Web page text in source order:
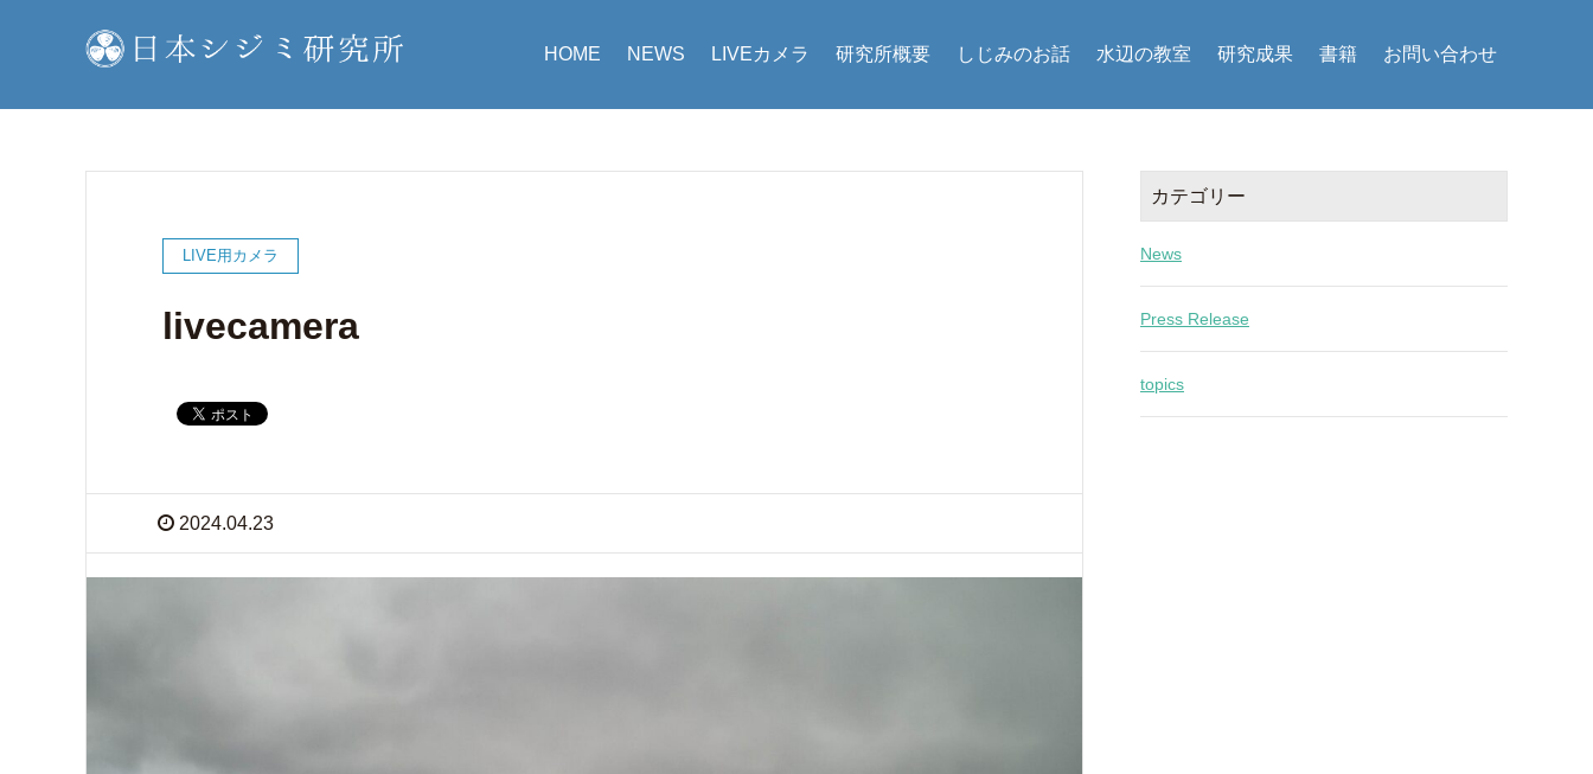
HOME NEWS LIVEカメラ 研究所概要 しじみのお話 水辺の教室 研究成果 書籍 お問い合わせ
LIVE用カメラ
livecamera
2024.04.23
カテゴリー
News
Press Release
topics